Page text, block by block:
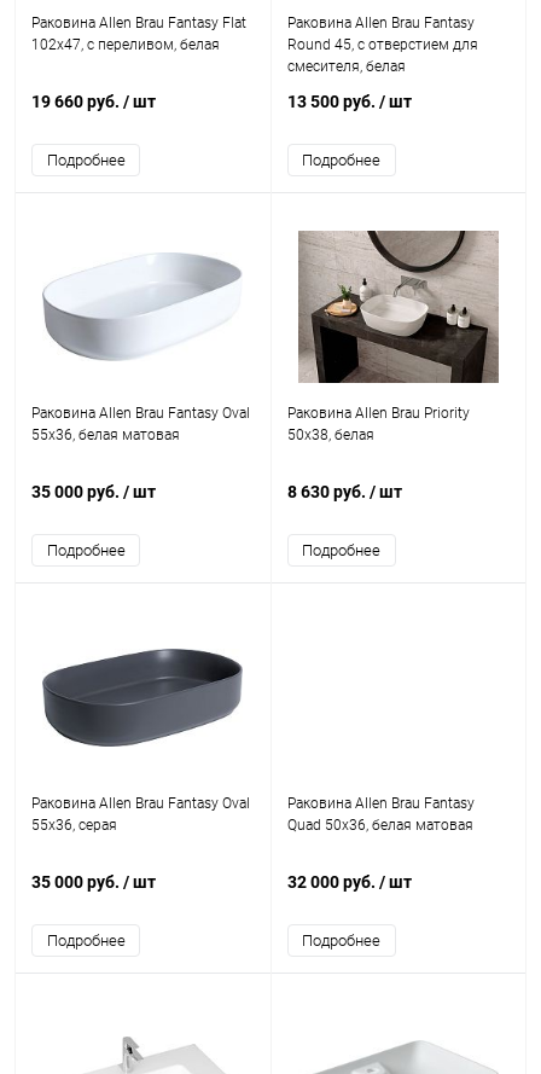
Раковина Allen Brau Fantasy Flat
102x47, с переливом, белая
19 660 руб. / шт
Подробнее
Раковина Allen Brau Fantasy
Round 45, с отверстием для
смесителя, белая
13 500 руб. / шт
Подробнее
Раковина Allen Brau Fantasy Oval
55x36, белая матовая
35 000 руб. / шт
Подробнее
Раковина Allen Brau Priority
50x38, белая
8 630 руб. / шт
Подробнее
Раковина Allen Brau Fantasy Oval
55x36, серая
35 000 руб. / шт
Подробнее
Раковина Allen Brau Fantasy
Quad 50x36, белая матовая
32 000 руб. / шт
Подробнее